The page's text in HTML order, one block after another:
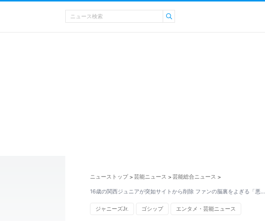
ニューストップ > 芸能ニュース > 芸能総合ニュース >
16歳の関西ジュニアが突如サイトから削除 ファンの脳裏をよぎる「悪…
ジャニーズJr. ゴシップ エンタメ・芸能ニュース